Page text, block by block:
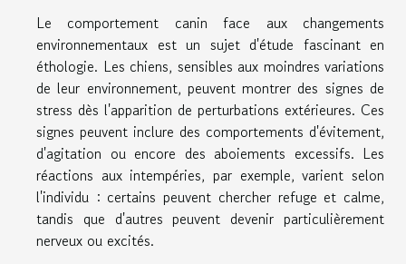
Le comportement canin face aux changements
environnementaux est un sujet d'étude fascinant en
éthologie. Les chiens, sensibles aux moindres variations
de leur environnement, peuvent montrer des signes de
stress dès l'apparition de perturbations extérieures. Ces
signes peuvent inclure des comportements d'évitement,
d'agitation ou encore des aboiements excessifs. Les
réactions aux intempéries, par exemple, varient selon
l'individu : certains peuvent chercher refuge et calme,
tandis que d'autres peuvent devenir particulièrement
nerveux ou excités.